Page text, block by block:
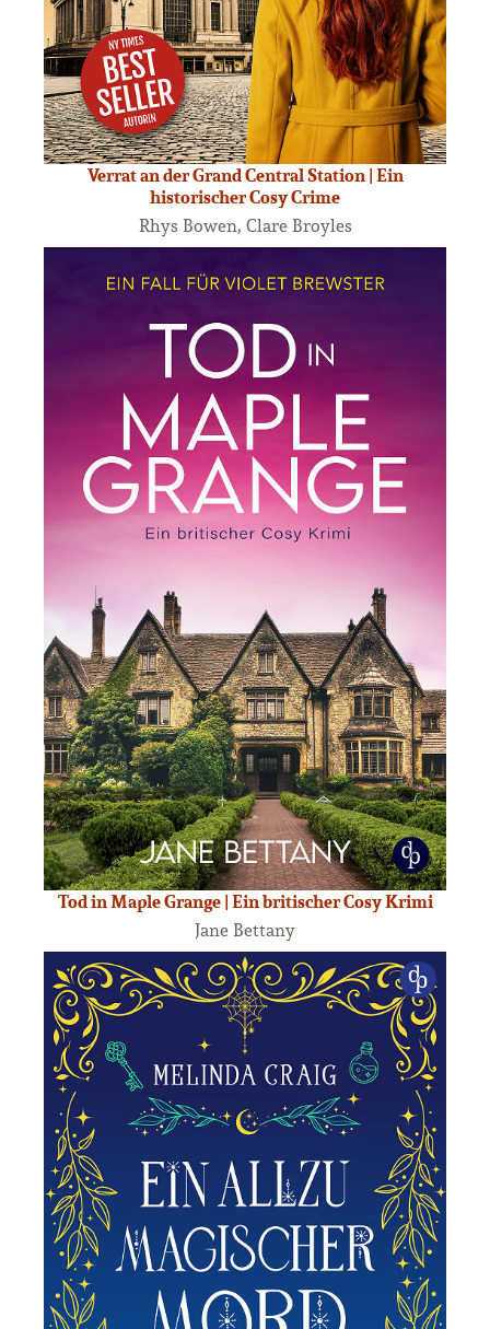
Verrat an der Grand Central Station | Ein
historischer Cosy Crime
Rhys Bowen, Clare Broyles
Tod in Maple Grange | Ein britischer Cosy Krimi
Jane Bettany